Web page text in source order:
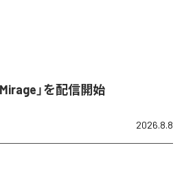
」を配信開始
2026.8.8